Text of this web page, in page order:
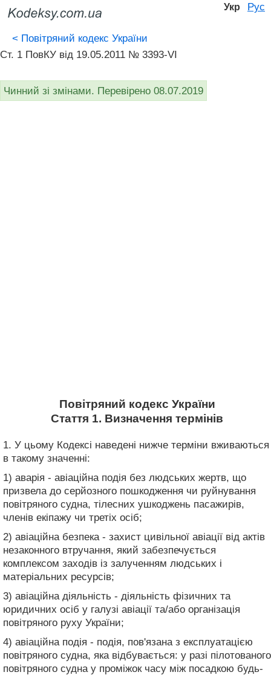
Укр Рус
< Повітряний кодекс України
Ст. 1 ПовКУ від 19.05.2011 № 3393-VI
Чинний зі змінами. Перевірено 08.07.2019
Повітряний кодекс України
Стаття 1. Визначення термінів
1. У цьому Кодексі наведені нижче терміни вживаються
в такому значенні:
1) аварія - авіаційна подія без людських жертв, що
призвела до серйозного пошкодження чи руйнування
повітряного судна, тілесних ушкоджень пасажирів,
членів екіпажу чи третіх осіб;
2) авіаційна безпека - захист цивільної авіації від актів
незаконного втручання, який забезпечується
комплексом заходів із залученням людських і
матеріальних ресурсів;
3) авіаційна діяльність - діяльність фізичних та
юридичних осіб у галузі авіації та/або організація
повітряного руху України;
4) авіаційна подія - подія, пов'язана з експлуатацією
повітряного судна, яка відбувається: у разі пілотованого
повітряного судна у проміжок часу між посадкою будь-